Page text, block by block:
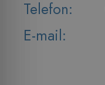
Telefon:
E-mail: